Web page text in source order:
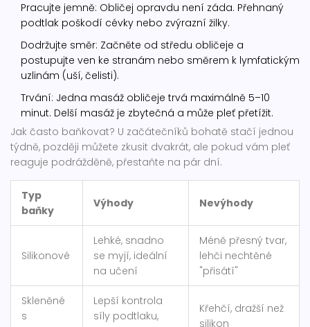
Pracujte jemně: Obličej opravdu není záda. Přehnaný
podtlak poškodí cévky nebo zvýrazní žilky.
Dodržujte směr: Začněte od středu obličeje a
postupujte ven ke stranám nebo směrem k lymfatickým
uzlinám (uší, čelisti).
Trvání: Jedna masáž obličeje trvá maximálně 5–10
minut. Delší masáž je zbytečná a může pleť přetížit.
Jak často baňkovat? U začátečníků bohatě stačí jednou
týdně, později můžete zkusit dvakrát, ale pokud vám pleť
reaguje podrážděně, přestaňte na pár dní.
Typ
baňky
Výhody Nevýhody
Silikonové
Lehké, snadno
se myjí, ideální
na učení
Méně přesný tvar,
lehči nechtěné
"přisátí"
Skleněné
s
Lepší kontrola
síly podtlaku,
Křehčí, dražší než
silikon